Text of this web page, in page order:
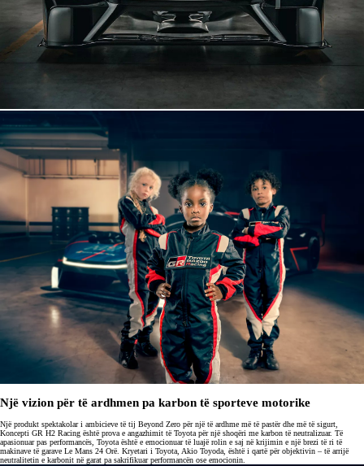
Një vizion për të ardhmen pa karbon të sporteve motorike
Një produkt spektakolar i ambicieve të tij Beyond Zero për një të ardhme më të pastër dhe më të sigurt,
Koncepti GR H2 Racing është prova e angazhimit të Toyota për një shoqëri me karbon të neutralizuar. Të
apasionuar pas performancës, Toyota është e emocionuar të luajë rolin e saj në krijimin e një brezi të ri të
makinave të garave Le Mans 24 Orë. Kryetari i Toyota, Akio Toyoda, është i qartë për objektivin – të arrijë
neutralitetin e karbonit në garat pa sakrifikuar performancën ose emocionin.